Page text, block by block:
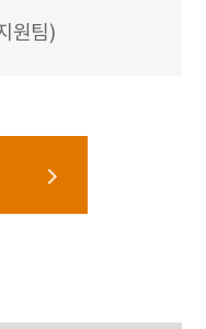
원팀)